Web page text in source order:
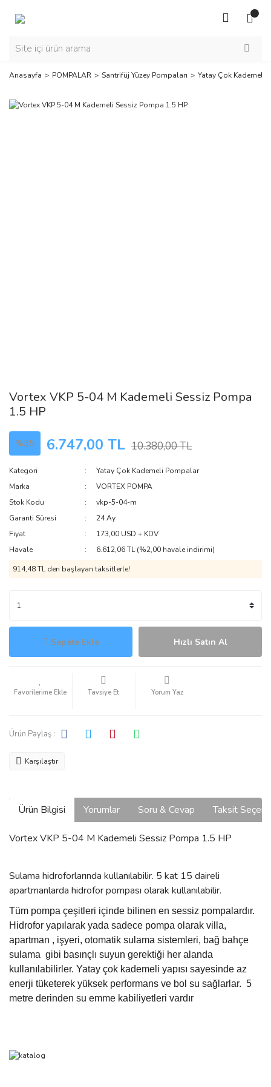
Anasayfa POMPALAR Santrifüj Yüzey Pompaları Yatay Çok Kademeli
Vortex VKP 5-04 M Kademeli Sessiz Pompa
1.5 HP
%35 6.747,00 TL 10.380,00 TL
Kategori
Yatay Çok Kademeli Pompalar
Marka
VORTEX POMPA
Stok Kodu
vkp-5-04-m
Garanti Süresi
24 Ay
Fiyat
173,00 USD + KDV
Havale
6.612,06 TL (%2,00 havale indirimi)
914,48 TL den başlayan taksitlerle!
Sepete Ekle Hızlı Satın Al
Tavsiye Et Yorum Yaz
Ürün Paylaş :
Karşılaştır
Ürün Bilgisi Yorumlar Soru & Cevap Taksit
Vortex VKP 5-04 M Kademeli Sessiz Pompa 1.5 HP
Sulama hidroforlarında kullanılabilir. 5 kat 15 daireli
apartmanlarda hidrofor pompası olarak kullanılabilir.
Tüm pompa çeşitleri içinde bilinen en sessiz pompalardır.
Hidrofor yapılarak yada sadece pompa olarak villa,
apartman , işyeri, otomatik sulama sistemleri, bağ bahçe
sulama gibi basınçlı suyun gerektiği her alanda
kullanılabilirler. Yatay çok kademeli yapısı sayesinde az
enerji tüketerek yüksek performans ve bol su sağlarlar. 5
metre derinden su emme kabiliyetleri vardır